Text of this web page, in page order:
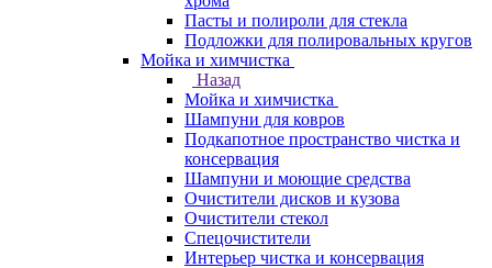
Пасты и полироли для стекла
Подложки для полировальных кругов
Мойка и химчистка
Назад
Мойка и химчистка
Шампуни для ковров
Подкапотное пространство чистка и
консервация
Шампуни и моющие средства
Очистители дисков и кузова
Очистители стекол
Спецочистители
Интерьер чистка и консервация